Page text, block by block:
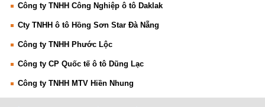
Công ty TNHH Công Nghiệp ô tô Daklak
Cty TNHH ô tô Hồng Sơn Star Đà Nẵng
Công ty TNHH Phước Lộc
Công ty CP Quốc tế ô tô Dũng Lạc
Công ty TNHH MTV Hiền Nhung